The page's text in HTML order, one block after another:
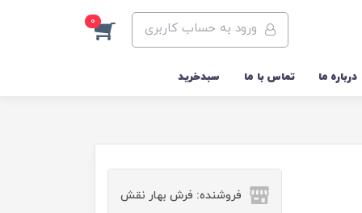
ورود به حساب کاربری 0
درباره ما تماس با ما سبدخرید
فروشنده: فرش بهار نقش